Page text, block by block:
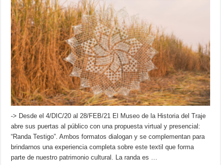
-> Desde el 4/DIC/20 al 28/FEB/21 El Museo de la Historia del Traje
abre sus puertas al público con una propuesta virtual y presencial:
“Randa Testigo”. Ambos formatos dialogan y se complementan para
brindarnos una experiencia completa sobre este textil que forma
parte de nuestro patrimonio cultural. La randa es …